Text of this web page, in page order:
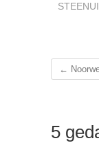
←
5